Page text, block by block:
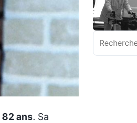
82 ans. Sa